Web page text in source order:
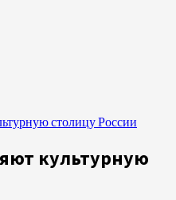
столицу России
культурную